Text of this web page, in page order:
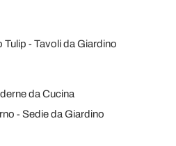
Tulip Tavoli da Giardino
da Cucina
Sedie da Giardino